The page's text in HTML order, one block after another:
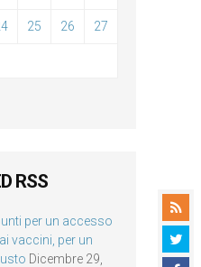
25 26 27
RSS
per un accesso
vaccini, per un
Dicembre 29,